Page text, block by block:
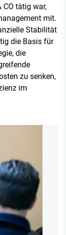
CO tätig war,
mit.
Stabilität
die Basis für
die
zu senken,
im